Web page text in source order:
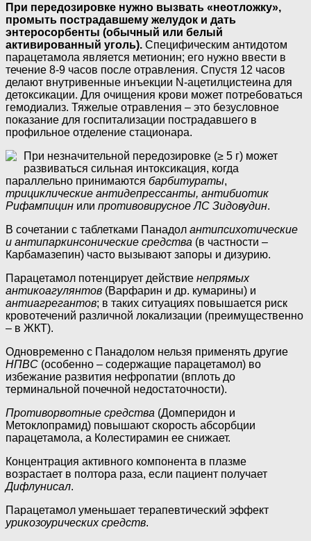
При передозировке нужно вызвать «неотложку»,
промыть пострадавшему желудок и дать
энтеросорбенты (обычный или белый
активированный уголь). Специфическим антидотом
парацетамола является метионин; его нужно ввести в
течение 8-9 часов после отравления. Спустя 12 часов
делают внутривенные инъекции N-ацетилцистеина для
детоксикации. Для очищения крови может потребоваться
гемодиализ. Тяжелые отравления – это безусловное
показание для госпитализации пострадавшего в
профильное отделение стационара.
При незначительной передозировке (≥ 5 г) может
развиваться сильная интоксикация, когда
параллельно принимаются барбитураты,
трициклические антидепрессанты, антибиотик
Рифампицин или противовирусное ЛС Зидовудин.
В сочетании с таблетками Панадол антипсихотические
и антипаркинсонические средства (в частности –
Карбамазепин) часто вызывают запоры и дизурию.
Парацетамол потенцирует действие непрямых
антикоагулянтов (Варфарин и др. кумарины) и
антиагрегантов; в таких ситуациях повышается риск
кровотечений различной локализации (преимущественно
– в ЖКТ).
Одновременно с Панадолом нельзя применять другие
НПВС (особенно – содержащие парацетамол) во
избежание развития нефропатии (вплоть до
терминальной почечной недостаточности).
Противорвотные средства (Домперидон и
Метоклопрамид) повышают скорость абсорбции
парацетамола, а Колестирамин ее снижает.
Концентрация активного компонента в плазме
возрастает в полтора раза, если пациент получает
Дифлунисал.
Парацетамол уменьшает терапевтический эффект
урикозоурических средств.